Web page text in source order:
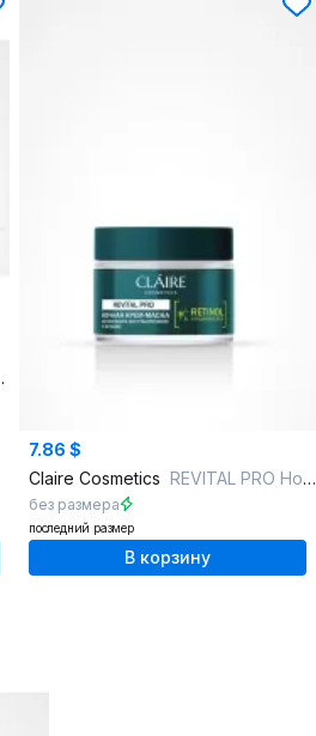
7.86 $
Claire Cosmetics REVITAL PRO Ночная крем-маска интенсивное восстановление и питание
без размера
последний размер
В корзину